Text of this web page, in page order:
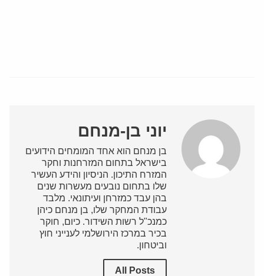
יוני בן-מנחם
בן מנחם הוא אחד המומחים הידועים
בישראל בתחום המזרחנות וחקר
המזרח התיכון. הניסיון והידע העשיר
שלו בתחום נובעים מעשרות שנים
בהן עבד כמזרחן ועיתונאי. מלבד
עבודת המחקר שלו, בן מנחם כיהן
כמנכ"ל רשות השידור. כיום, חוקר
בכיר במרכז הירושלמי לענייני חוץ
וביטחון.
All Posts